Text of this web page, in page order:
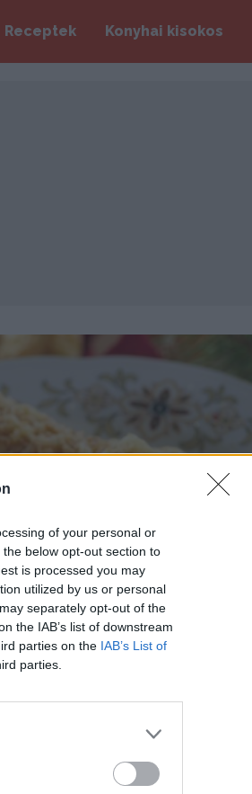
of your personal or
below opt-out section to
is processed you may
utilized by us or personal
separately opt-out of the
the IAB’s list of downstream
parties on the IAB’s List of
parties.
Receptek Konyhai kisokos